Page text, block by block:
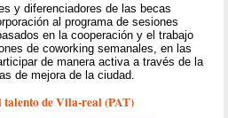
y diferenciadores de las becas
al programa de sesiones
en la cooperación y el trabajo
de coworking semanales, en las
de manera activa a través de la
de mejora de la ciudad.
talento de Vila-real (PAT)